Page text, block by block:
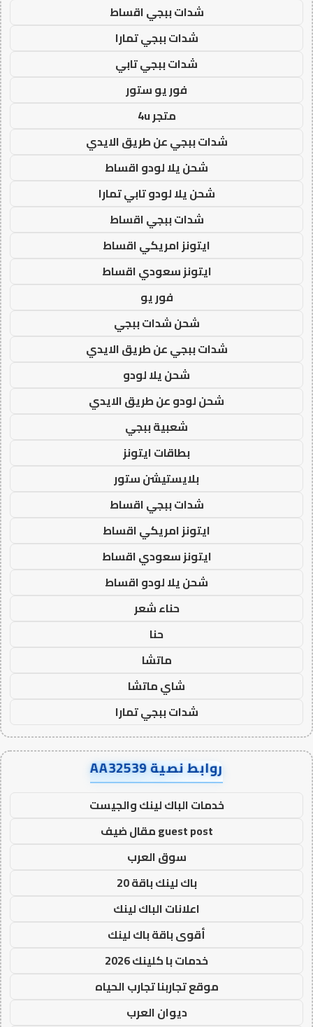
شدات ببجي اقساط
شدات ببجي تمارا
شدات ببجي تابي
فور يو ستور
متجر 4u
شدات ببجي عن طريق الايدي
شحن يلا لودو اقساط
شحن يلا لودو تابي تمارا
شدات ببجي اقساط
ايتونز امريكي اقساط
ايتونز سعودي اقساط
فور يو
شحن شدات ببجي
شدات ببجي عن طريق الايدي
شحن يلا لودو
شحن لودو عن طريق الايدي
شعبية ببجي
بطاقات ايتونز
بلايستيشن ستور
شدات ببجي اقساط
ايتونز امريكي اقساط
ايتونز سعودي اقساط
شحن يلا لودو اقساط
حناء شعر
حنا
ماتشا
شاي ماتشا
شدات ببجي تمارا
روابط نصية AA32539
خدمات الباك لينك والجيست
guest post مقال ضيف
سوق العرب
باك لينك باقة 20
اعلانات الباك لينك
أقوى باقة باك لينك
خدمات با كلينك 2026
موقع تجاربنا تجارب الحياه
ديوان العرب